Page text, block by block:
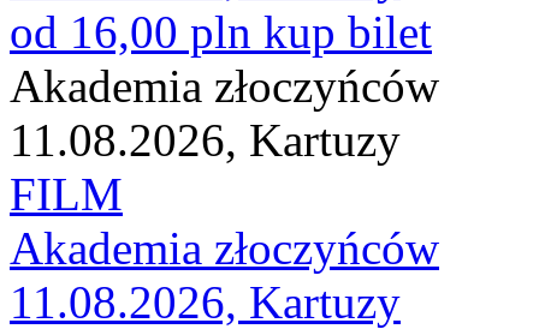
od 16,00 pln kup bilet
Akademia złoczyńców
11.08.2026, Kartuzy
FILM
Akademia złoczyńców
11.08.2026, Kartuzy